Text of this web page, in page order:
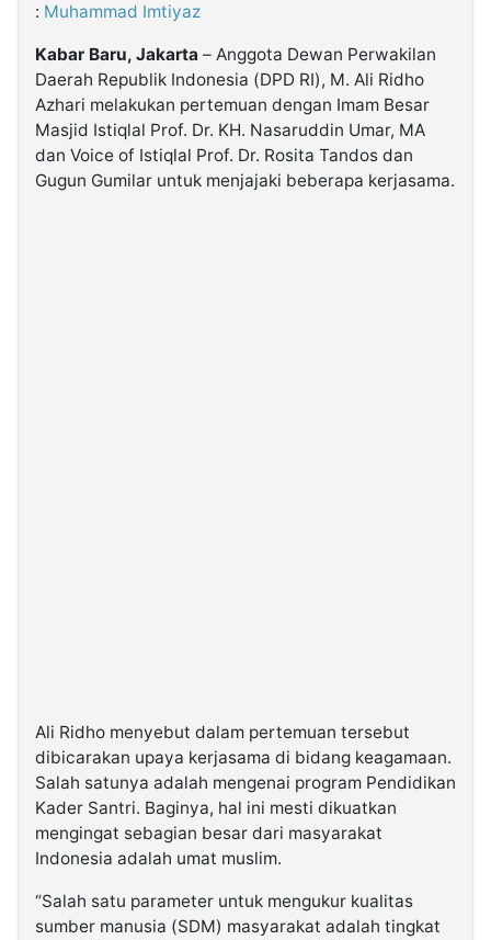
: Muhammad Imtiyaz
Kabar Baru, Jakarta – Anggota Dewan Perwakilan
Daerah Republik Indonesia (DPD RI), M. Ali Ridho
Azhari melakukan pertemuan dengan Imam Besar
Masjid Istiqlal Prof. Dr. KH. Nasaruddin Umar, MA
dan Voice of Istiqlal Prof. Dr. Rosita Tandos dan
Gugun Gumilar untuk menjajaki beberapa kerjasama.
Ali Ridho menyebut dalam pertemuan tersebut
dibicarakan upaya kerjasama di bidang keagamaan.
Salah satunya adalah mengenai program Pendidikan
Kader Santri. Baginya, hal ini mesti dikuatkan
mengingat sebagian besar dari masyarakat
Indonesia adalah umat muslim.
“Salah satu parameter untuk mengukur kualitas
sumber manusia (SDM) masyarakat adalah tingkat